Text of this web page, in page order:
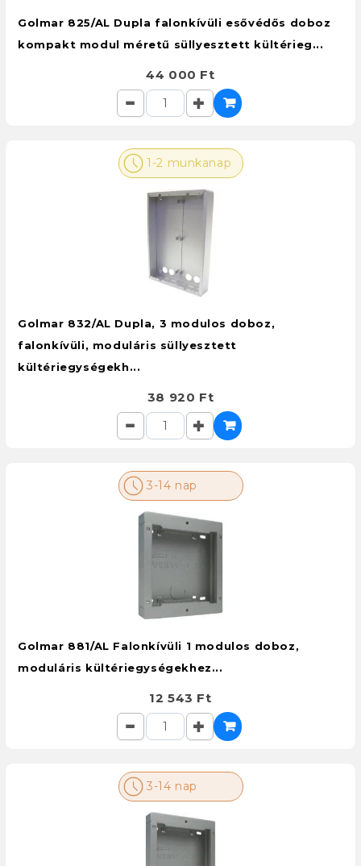
Golmar 825/AL Dupla falonkívüli esővédős doboz
kompakt modul méretű süllyesztett kültérieg...
44 000 Ft
1-2 munkanap
Golmar 832/AL Dupla, 3 modulos doboz,
falonkívüli, moduláris süllyesztett
kültériegységekh...
38 920 Ft
3-14 nap
Golmar 881/AL Falonkívüli 1 modulos doboz,
moduláris kültériegységekhez...
12 543 Ft
3-14 nap